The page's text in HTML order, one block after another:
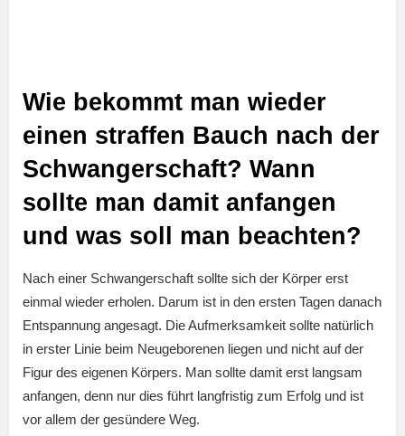
Wie bekommt man wieder
einen straffen Bauch nach der
Schwangerschaft? Wann
sollte man damit anfangen
und was soll man beachten?
Nach einer Schwangerschaft sollte sich der Körper erst
einmal wieder erholen. Darum ist in den ersten Tagen danach
Entspannung angesagt. Die Aufmerksamkeit sollte natürlich
in erster Linie beim Neugeborenen liegen und nicht auf der
Figur des eigenen Körpers. Man sollte damit erst langsam
anfangen, denn nur dies führt langfristig zum Erfolg und ist
vor allem der gesündere Weg.